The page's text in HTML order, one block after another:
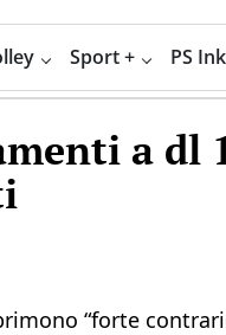
Sport + PS Ink
a
“forte